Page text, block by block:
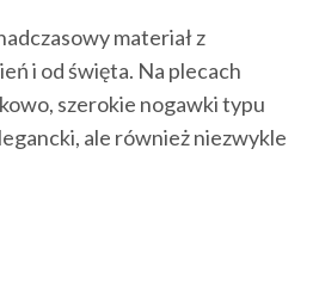
materiał z
i od święta. Na plecach
szerokie nogawki typu
ale również niezwykle